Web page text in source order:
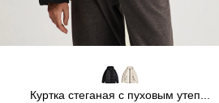
Куртка стеганая с пуховым утеп...